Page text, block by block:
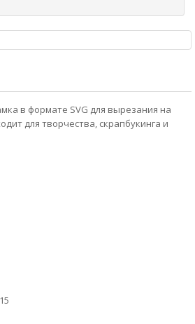
в формате SVG для вырезания на
для творчества, скрапбукинга и